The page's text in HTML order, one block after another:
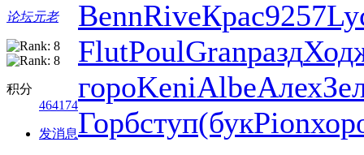
论坛元老
积分
464174
发消息
BennRiveКрас9257
FlutPoulGranразд
гороKeniAlbeАлех
Горбступ(букPion